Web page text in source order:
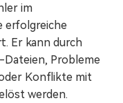
im
erfolgreiche
Er kann durch
Probleme
Konflikte mit
werden.